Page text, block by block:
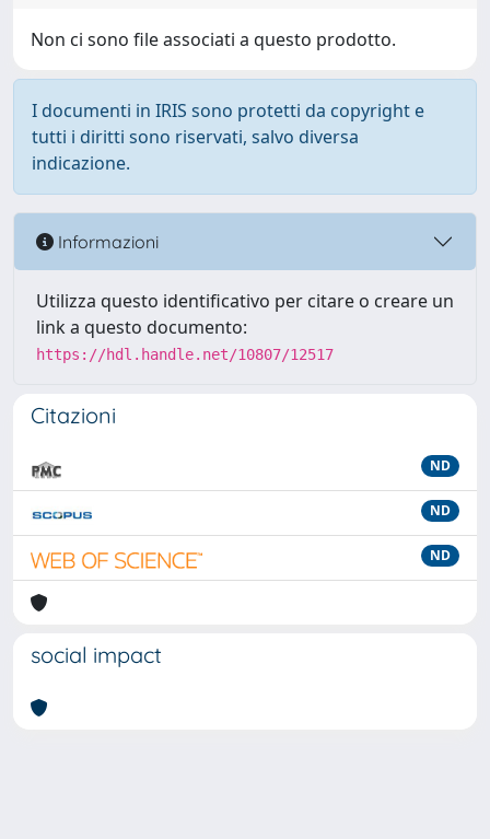
Non ci sono file associati a questo prodotto.
I documenti in IRIS sono protetti da copyright e
tutti i diritti sono riservati, salvo diversa
indicazione.
Informazioni
Utilizza questo identificativo per citare o creare un
link a questo documento:
https://hdl.handle.net/10807/12517
Citazioni
ND
ND
ND
social impact